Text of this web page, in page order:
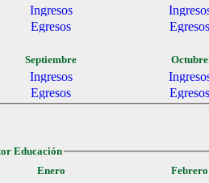
Septiembre Octubre
Sector Educación
Enero
Febrero